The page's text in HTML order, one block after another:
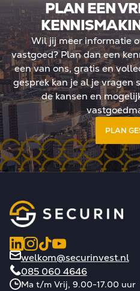
maar belasting
meer regie, meer
positionering in
PLAN EEN
Wil jij meer informatie
vastgoed? Plan dan een
een van ons, gratis en
gesprek kan je al je vragen
de kansen en
PLAN
welkom@securinvest.nl
085 060 4646
Ma t/m Vrij, 9.00-17.00 uur